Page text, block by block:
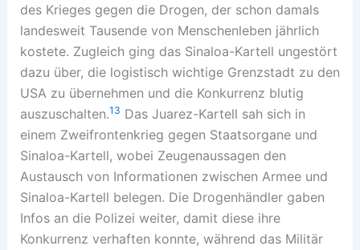
des Krieges gegen die Drogen, der schon damals
landesweit Tausende von Menschenleben jährlich
kostete. Zugleich ging das Sinaloa-Kartell ungestört
dazu über, die logistisch wichtige Grenzstadt zu den
USA zu übernehmen und die Konkurrenz blutig
auszuschalten.13 Das Juarez-Kartell sah sich in
einem Zweifrontenkrieg gegen Staatsorgane und
Sinaloa-Kartell, wobei Zeugenaussagen den
Austausch von Informationen zwischen Armee und
Sinaloa-Kartell belegen. Die Drogenhändler gaben
Infos an die Polizei weiter, damit diese ihre
Konkurrenz verhaften konnte, während das Militär